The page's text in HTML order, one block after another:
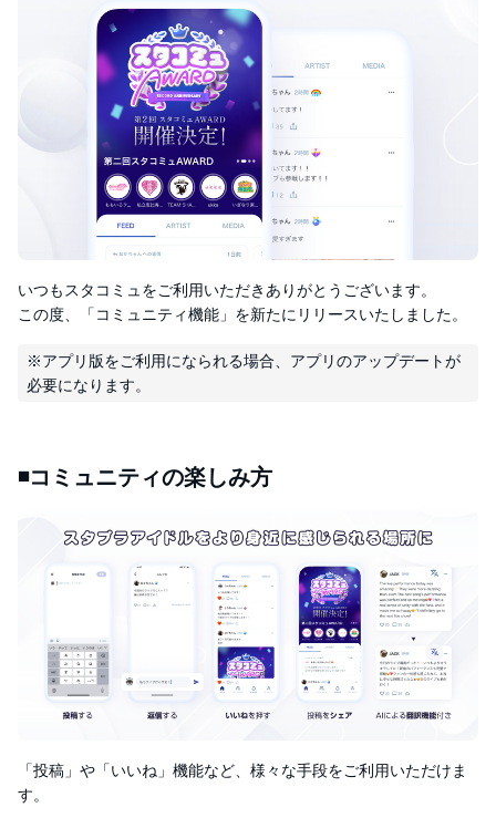
いつもスタコミュをご利用いただきありがとうございます。
この度、「コミュニティ機能」を新たにリリースいたしました。
※アプリ版をご利用になられる場合、アプリのアップデートが
◾️コミュニティの楽しみ方
「投稿」や「いいね」機能など、様々な手段をご利用いただけま
す。